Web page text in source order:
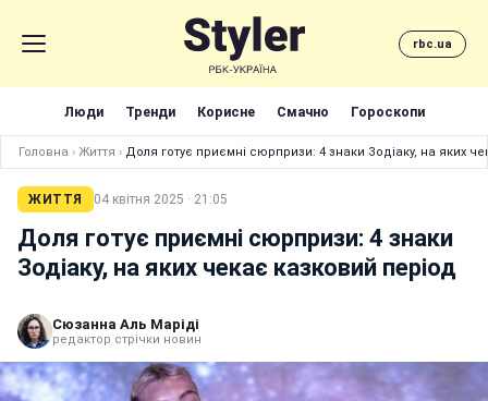
rbc.ua
Люди Тренди Корисне Смачно Гороскопи
Головна › Життя › Доля готує приємні сюрпризи: 4 знаки Зодіаку, на яких
ЖИТТЯ 04 квітня 2025 · 21:05
Доля готує приємні сюрпризи: 4 знаки
Зодіаку, на яких чекає казковий період
Сюзанна Аль Маріді
редактор стрічки новин